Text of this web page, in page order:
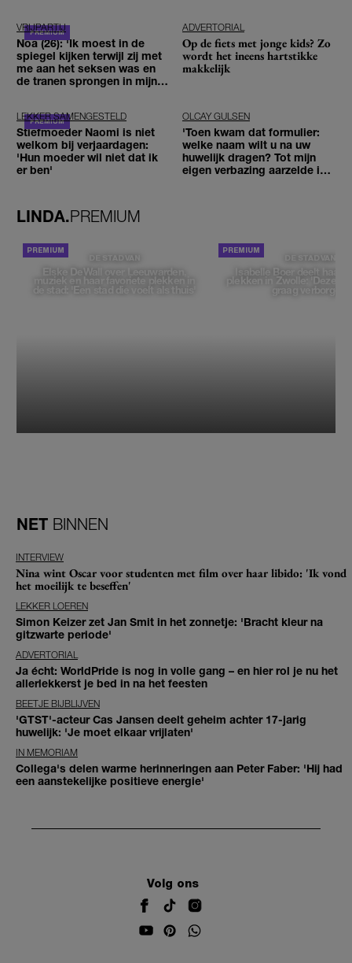
VRIJPARTIJ
Noa (26): 'Ik moest in de
spiegel kijken terwijl zij met
me aan het seksen was en
de tranen sprongen in mijn
ADVERTORIAL
Op de fiets met jonge kids? Zo
wordt het ineens hartstikke
makkelijk
LEKKER SAMENGESTELD
Stiefmoeder Naomi is niet
welkom bij verjaardagen:
'Hun moeder wil niet dat ik
er ben'
OLCAY GULSEN
'Toen kwam dat formulier:
welke naam wilt u na uw
huwelijk dragen? Tot mijn
eigen verbazing aarzelde ik
LINDA.PREMIUM
DE STAD VAN
Elske DeWall over Leeuwarden,
muziek en haar favoriete plekken in
de stad: 'Een stad die voelt als thuis'
DE STAD VAN
Isabelle Boer deelt haar
plekken in Zwolle: 'Deze
graag verborgen'
NET BINNEN
INTERVIEW
Nina wint Oscar voor studenten met film over haar libido: 'Ik vond
het moeilijk te beseffen'
LEKKER LOEREN
Simon Keizer zet Jan Smit in het zonnetje: 'Bracht kleur na
gitzwarte periode'
ADVERTORIAL
Ja écht: WorldPride is nog in volle gang – en hier rol je nu het
allerlekkerst je bed in na het feesten
BEETJE BIJBLIJVEN
'GTST'-acteur Cas Jansen deelt geheim achter 17-jarig
huwelijk: 'Je moet elkaar vrijlaten'
IN MEMORIAM
Collega's delen warme herinneringen aan Peter Faber: 'Hij had
een aanstekelijke positieve energie'
Volg ons